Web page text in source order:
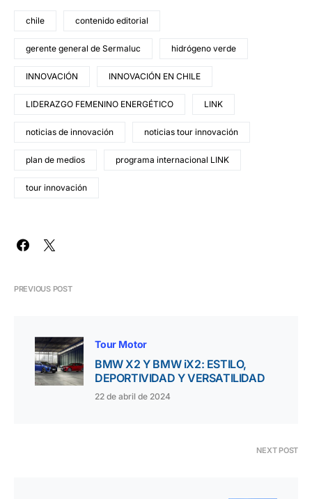
chile contenido editorial
gerente general de Sermaluc hidrógeno verde
INNOVACIÓN INNOVACIÓN EN CHILE
LIDERAZGO FEMENINO ENERGÉTICO LINK
noticias de innovación noticias tour innovación
plan de medios programa internacional LINK
tour innovación
PREVIOUS POST
Tour Motor
BMW X2 Y BMW iX2: ESTILO,
DEPORTIVIDAD Y VERSATILIDAD
22 de abril de 2024
NEXT POST